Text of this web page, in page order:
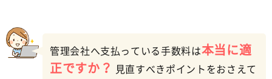
管理会社へ支払っている手数料は本当に適
正ですか？
見直すべきポイントをおさえて